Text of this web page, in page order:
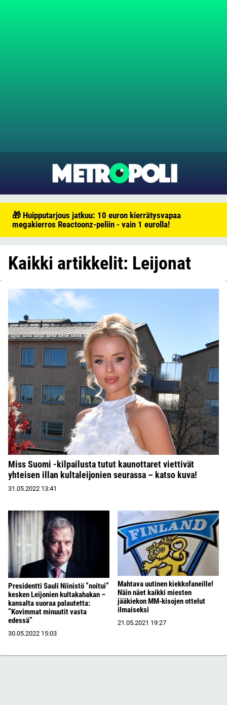
🎁 Huipputarjous jatkuu: 10 euron kierrätysvapaa
megakierros Reactoonz-peliin - vain 1 eurolla!
Kaikki artikkelit: Leijonat
Miss Suomi -kilpailusta tutut kaunottaret viettivät
yhteisen illan kultaleijonien seurassa – katso kuva!
31.05.2022 13:41
Presidentti Sauli Niinistö ”noitui”
kesken Leijonien kultakahakan –
kansalta suoraa palautetta:
”Kovimmat minuutit vasta
edessä”
30.05.2022 15:03
Mahtava uutinen kiekkofaneille!
Näin näet kaikki miesten
jääkiekon MM-kisojen ottelut
ilmaiseksi
21.05.2021 19:27